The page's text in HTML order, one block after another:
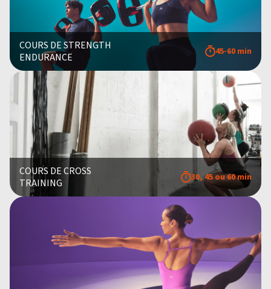
COURS DE STRENGTH
ENDURANCE
45-60 min
COURS DE CROSS
TRAINING
30, 45 ou 60 min